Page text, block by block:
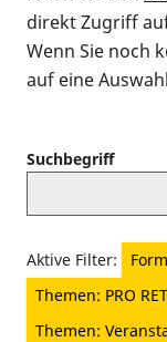
direkt Zugriff
Wenn Sie noch
auf eine
Suchbegriff
Aktive Filter:
Themen: PRO
Themen: